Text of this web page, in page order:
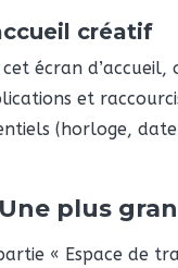
créatif
écran d’accueil,
et
(horloge,
plus
« Espace de